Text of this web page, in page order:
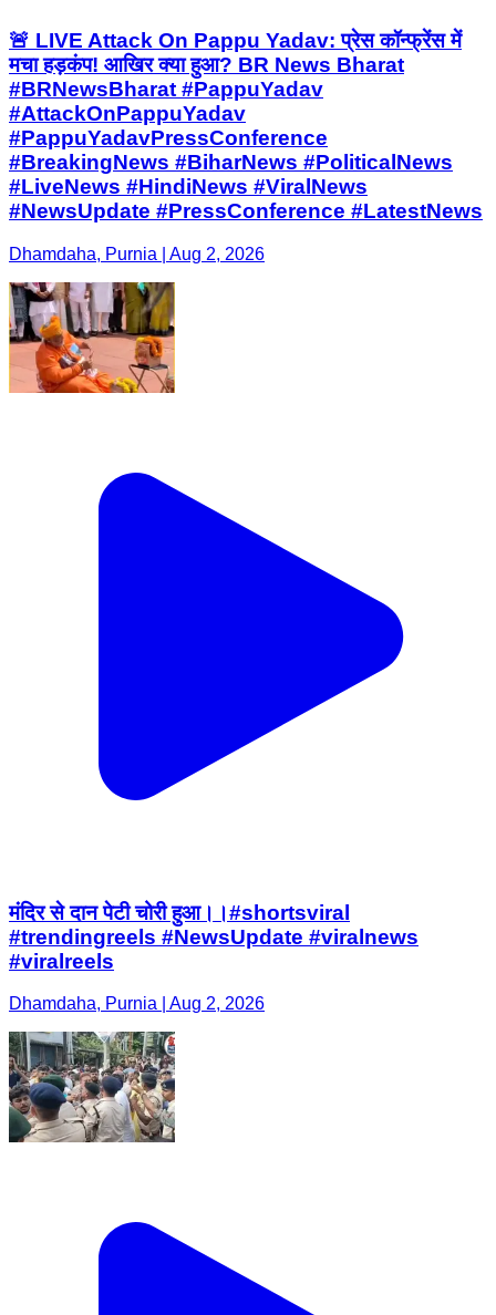
🚨 LIVE Attack On Pappu Yadav: प्रेस कॉन्फ्रेंस में
मचा हड़कंप! आखिर क्या हुआ? BR News Bharat
#BRNewsBharat #PappuYadav
#AttackOnPappuYadav
#PappuYadavPressConference
#BreakingNews #BiharNews #PoliticalNews
#LiveNews #HindiNews #ViralNews
#NewsUpdate #PressConference #LatestNews
Dhamdaha, Purnia | Aug 2, 2026
मंदिर से दान पेटी चोरी हुआ।।#shortsviral
#trendingreels #NewsUpdate #viralnews
#viralreels
Dhamdaha, Purnia | Aug 2, 2026